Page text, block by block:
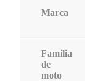
Marca
Familia
de
moto